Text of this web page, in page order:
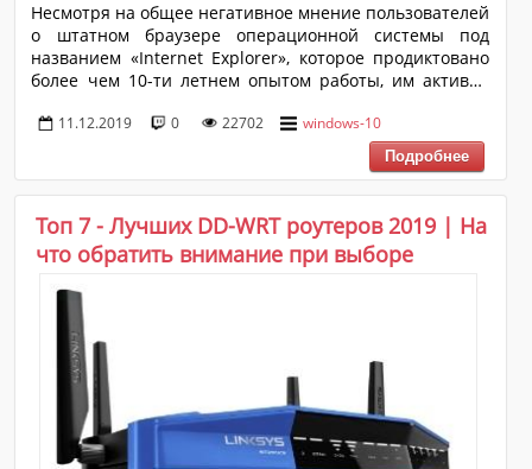
Несмотря на общее негативное мнение пользователей
о штатном браузере операционной системы под
названием «Internet Explorer», которое продиктовано
более чем 10-ти летнем опытом работы, им активно
со всего Мира. Многие государственные структуры и
коммерческие организации вынуждены продолжать
подобное сотрудничество с уже морально устаревшим
браузером, так как некоторое программное
обеспечение способно функционировать
исключительно с IE. Например, в Российской
Федерации многие государственные тендеры
проводятся на аукционных площадках, где наличие
11.12.2019 0 22702 windows-10
Топ 7 - Лучших DD-WRT роутеров 2019 | На
что обратить внимание при выборе